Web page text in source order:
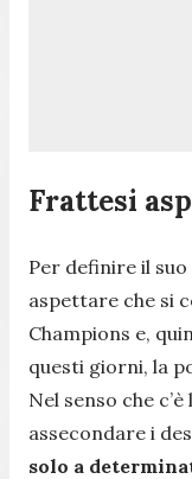
Frattesi
Per definire il
aspettare che si
Champions e,
questi giorni, la
Nel senso che
assecondare i
solo a